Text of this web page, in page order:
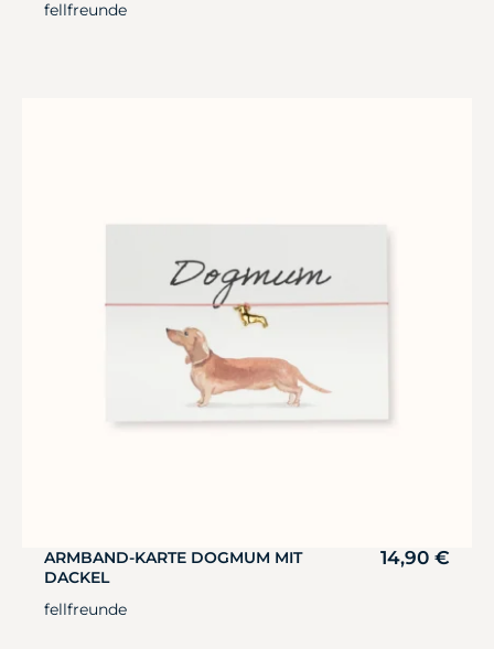
fellfreunde
ARMBAND-KARTE DOGMUM MIT
DACKEL
14,90 €
fellfreunde